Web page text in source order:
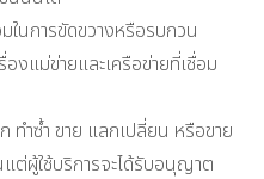
ในการขัดขวางหรือรบกวน
งแม่ข่ายและเครือข่ายที่เชื่อม
ทำซ้ำ ขาย แลกเปลี่ยน หรือขาย
ต่ผู้ใช้บริการจะได้รับอนุญาต